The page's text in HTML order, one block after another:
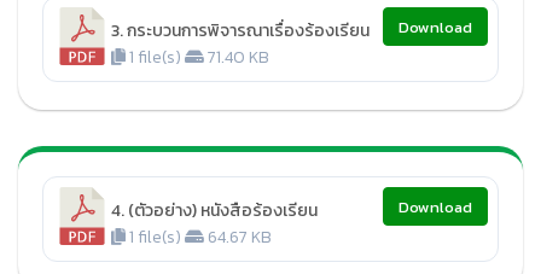
3. กระบวนการพิจารณาเรื่องร้องเรียน
1 file(s)
71.40 KB
Download
4. (ตัวอย่าง) หนังสือร้องเรียน
1 file(s)
64.67 KB
Download